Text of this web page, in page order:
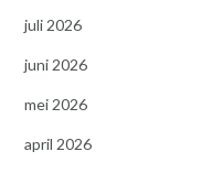
juli 2026
juni 2026
mei 2026
april 2026